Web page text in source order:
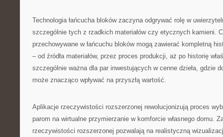
Technologia łańcucha bloków zaczyna odgrywać rolę w
szczególnie tych z rzadkich materiałów czy etycznych kamieni.
przechowywane w łańcuchu bloków mogą zawierać kompletną
– od źródła materiałów, przez proces produkcji, aż po historię
szczególnie ważna dla par inwestujących w cenne dzieła, gdzie
może znacząco wpływać na przyszłą wartość.
Aplikacje rzeczywistości rozszerzonej rewolucjonizują proces
parom na wirtualne przymierzanie w komforcie własnego domu.
rzeczywistości rozszerzonej pozwalają na realistyczną